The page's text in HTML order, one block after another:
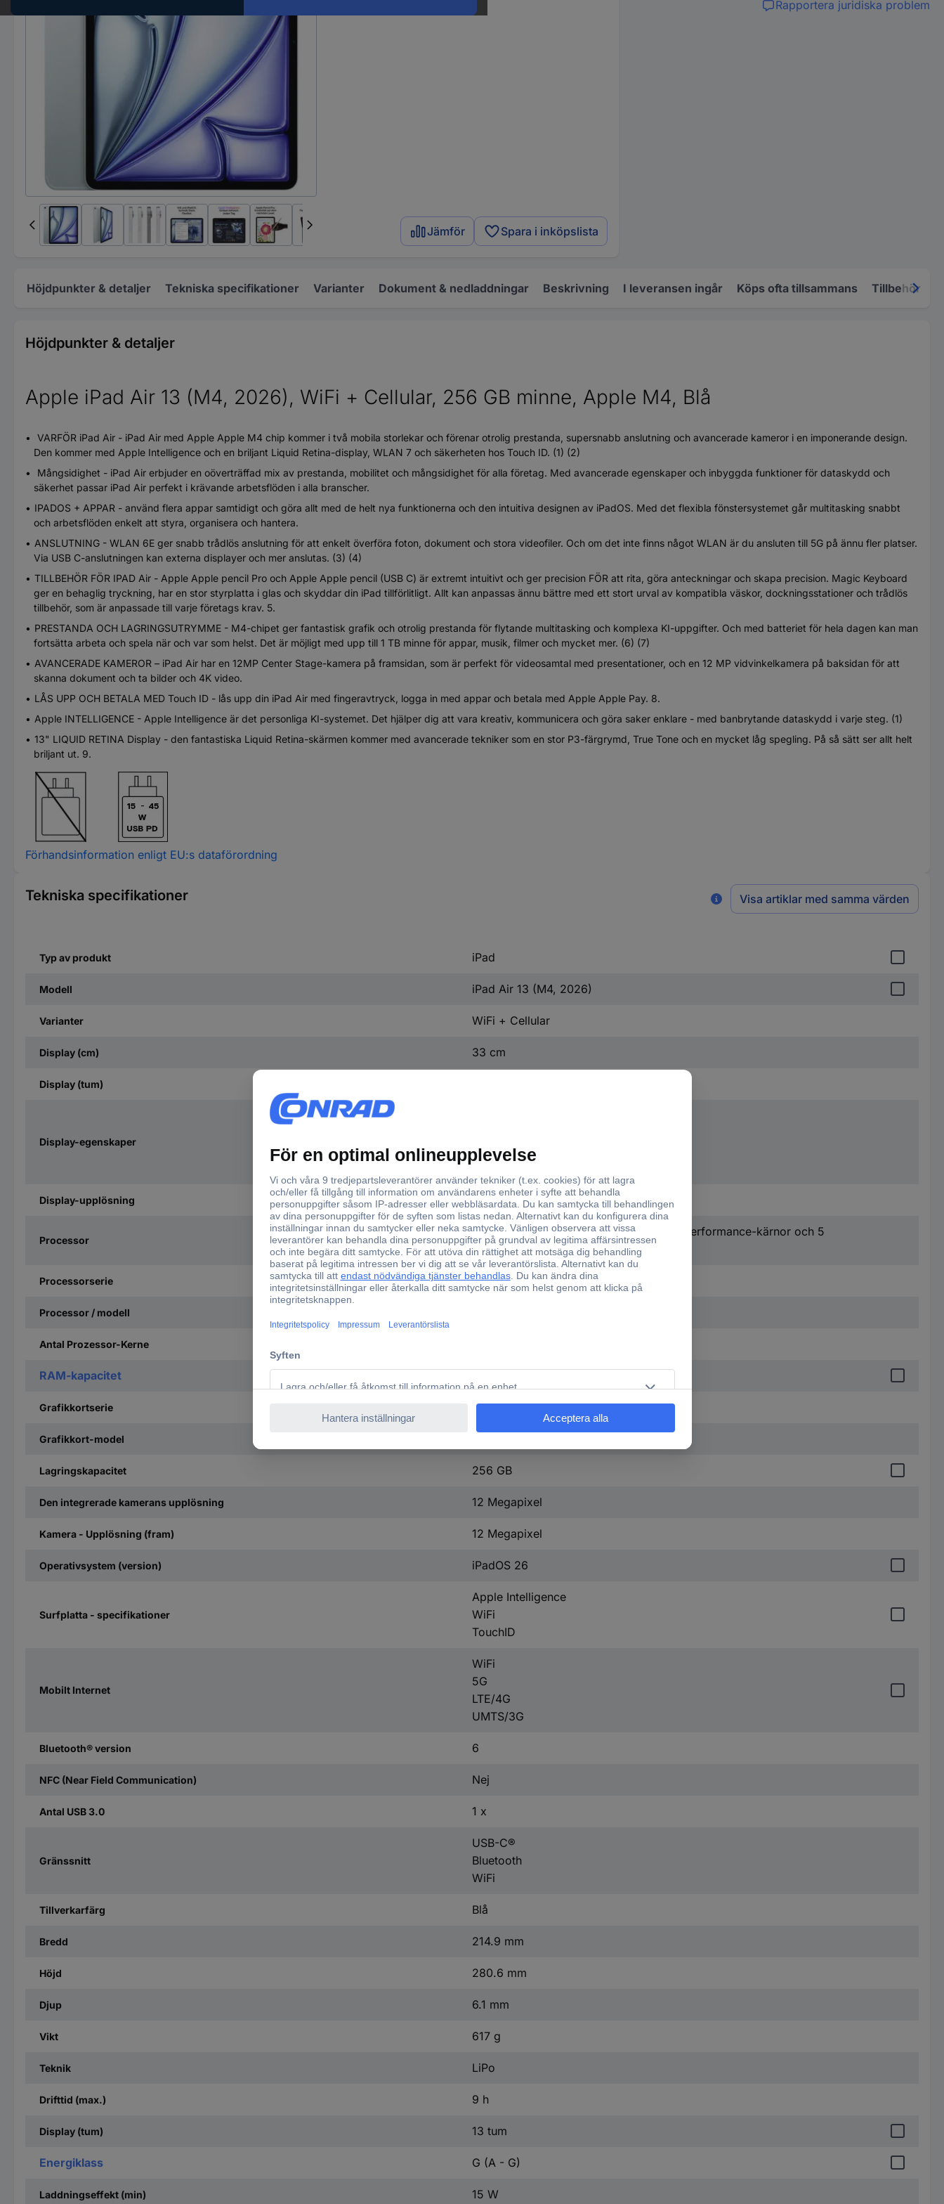
Jämför Spara i inköpslista
Rapportera juridiska problem
Höjdpunkter & detaljer Tekniska specifikationer Varianter Dokument & nedladdningar Beskrivning I leveransen ingår Köps ofta tillsammans Tillbehör
Höjdpunkter & detaljer
Apple iPad Air 13 (M4, 2026), WiFi + Cellular, 256 GB minne, Apple M4, Blå
VARFÖR iPad Air - iPad Air med Apple Apple M4 chip kommer i två mobila storlekar och förenar otrolig prestanda, supersnabb anslutning och avancerade kameror i en imponerande design.
Den kommer med Apple Intelligence och en briljant Liquid Retina-display, WLAN 7 och säkerheten hos Touch ID. (1) (2)
Mångsidighet - iPad Air erbjuder en oöverträffad mix av prestanda, mobilitet och mångsidighet för alla företag. Med avancerade egenskaper och inbyggda funktioner för dataskydd och
säkerhet passar iPad Air perfekt i krävande arbetsflöden i alla branscher.
IPADOS + APPAR - använd flera appar samtidigt och göra allt med de helt nya funktionerna och den intuitiva designen av iPadOS. Med det flexibla fönstersystemet går multitasking snabbt
och arbetsflöden enkelt att styra, organisera och hantera.
ANSLUTNING - WLAN 6E ger snabb trådlös anslutning för att enkelt överföra foton, dokument och stora videofiler. Och om det inte finns något WLAN är du ansluten till 5G på ännu fler platser.
Via USB C-anslutningen kan externa displayer och mer anslutas. (3) (4)
TILLBEHÖR FÖR IPAD Air - Apple Apple pencil Pro och Apple Apple pencil (USB C) är extremt intuitivt och ger precision FÖR att rita, göra anteckningar och skapa precision. Magic Keyboard
ger en behaglig tryckning, har en stor styrplatta i glas och skyddar din iPad tillförlitligt. Allt kan anpassas ännu bättre med ett stort urval av kompatibla väskor, dockningsstationer och trådlös
tillbehör, som är anpassade till varje företags krav. 5.
PRESTANDA OCH LAGRINGSUTRYMME - M4-chipet ger fantastisk grafik och otrolig prestanda för flytande multitasking och komplexa KI-uppgifter. Och med batteriet för hela dagen kan man
fortsätta arbeta och spela när och var som helst. Det är möjligt med upp till 1 TB minne för appar, musik, filmer och mycket mer. (6) (7)
AVANCERADE KAMEROR – iPad Air har en 12MP Center Stage-kamera på framsidan, som är perfekt för videosamtal med presentationer, och en 12 MP vidvinkelkamera på baksidan för att
skanna dokument och ta bilder och 4K video.
LÅS UPP OCH BETALA MED Touch ID - lås upp din iPad Air med fingeravtryck, logga in med appar och betala med Apple Apple Pay. 8.
Apple INTELLIGENCE - Apple Intelligence är det personliga KI-systemet. Det hjälper dig att vara kreativ, kommunicera och göra saker enklare - med banbrytande dataskydd i varje steg. (1)
13" LIQUID RETINA Display - den fantastiska Liquid Retina-skärmen kommer med avancerade tekniker som en stor P3-färgrymd, True Tone och en mycket låg spegling. På så sätt ser allt helt
briljant ut. 9.
Förhandsinformation enligt EU:s dataförordning
Tekniska specifikationer Visa artiklar med samma värden
Typ av produkt iPad
Modell iPad Air 13 (M4, 2026)
Varianter WiFi + Cellular
Display (cm) 33 cm
Display (tum)
Display-egenskaper
True Tone
Display-upplösning 2732 x 2048 Pixel
Processor
Apple M4 chip med 8-core CPU med 3 Performance-kärnor och 5
effektivitetkärnor
Processorserie Apple M4
Processor / modell
Antal Prozessor-Kerne
RAM-kapacitet
Grafikkortserie Apple M4
Grafikkort-model
Lagringskapacitet 256 GB
Den integrerade kamerans upplösning 12 Megapixel
Kamera - Upplösning (fram) 12 Megapixel
Operativsystem (version) iPadOS 26
Surfplatta - specifikationer
Apple Intelligence
WiFi
TouchID
Mobilt Internet
WiFi
5G
LTE/4G
UMTS/3G
Bluetooth® version 6
NFC (Near Field Communication) Nej
Antal USB 3.0 1 x
Gränssnitt
USB-C®
Bluetooth
WiFi
Tillverkarfärg Blå
Bredd 214.9 mm
Höjd 280.6 mm
Djup 6.1 mm
Vikt 617 g
Teknik LiPo
Drifttid (max.) 9 h
Display (tum) 13 tum
Energiklass G (A - G)
Laddningseffekt (min) 15 W